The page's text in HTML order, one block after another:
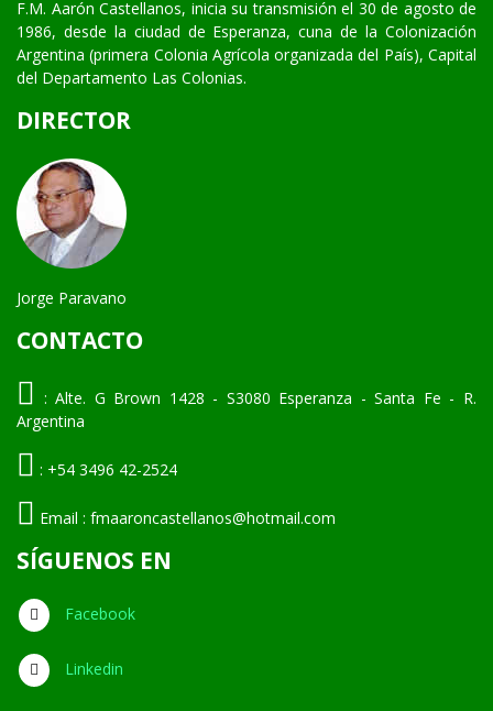
F.M. Aarón Castellanos, inicia su transmisión el 30 de agosto de
1986, desde la ciudad de Esperanza, cuna de la Colonización
Argentina (primera Colonia Agrícola organizada del País), Capital
del Departamento Las Colonias.
DIRECTOR
Jorge Paravano
CONTACTO
: Alte. G Brown 1428 - S3080 Esperanza - Santa Fe - R.
Argentina
: +54 3496 42-2524
Email : fmaaroncastellanos@hotmail.com
SÍGUENOS EN
Facebook
Linkedin